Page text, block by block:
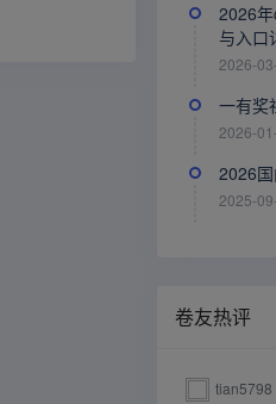
2026
与入口
2026-
一有奖
2026-
2026
2025-
卷友热评
tian5798